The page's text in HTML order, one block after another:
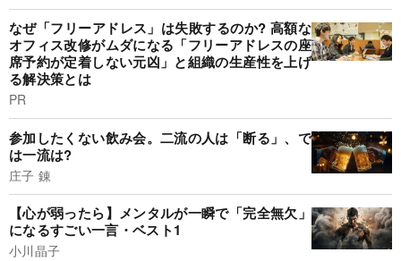
なぜ「フリーアドレス」は失敗するのか? 高額な
オフィス改修がムダになる「フリーアドレスの座
席予約が定着しない元凶」と組織の生産性を上げ
る解決策とは
PR
参加したくない飲み会。二流の人は「断る」、で
は一流は?
庄子 錬
【心が弱ったら】メンタルが一瞬で「完全無欠」
になるすごい一言・ベスト1
小川晶子